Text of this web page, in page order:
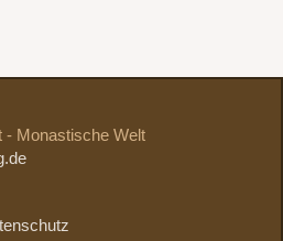
- Monastische Welt